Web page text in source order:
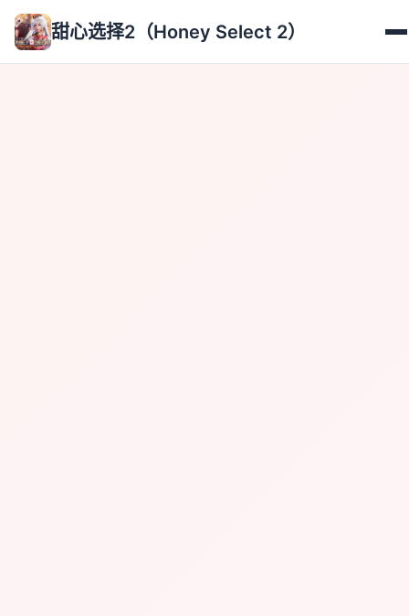
甜心选择2（Honey Select 2）